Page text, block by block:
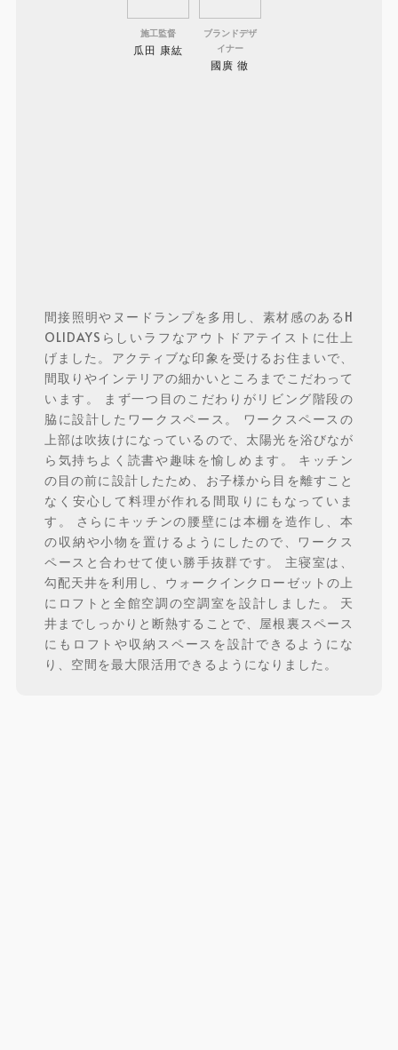
施工監督
瓜田 康紘
ブランドデザ
イナー
國廣 徹
間接照明やヌードランプを多用し、素材感のあるH
OLIDAYSらしいラフなアウトドアテイストに仕上
げました。アクティブな印象を受けるお住まいで、
間取りやインテリアの細かいところまでこだわって
います。 まず一つ目のこだわりがリビング階段の
脇に設計したワークスペース。 ワークスペースの
上部は吹抜けになっているので、太陽光を浴びなが
ら気持ちよく読書や趣味を愉しめます。 キッチン
の目の前に設計したため、お子様から目を離すこと
なく安心して料理が作れる間取りにもなっていま
す。 さらにキッチンの腰壁には本棚を造作し、本
の収納や小物を置けるようにしたので、ワークス
ペースと合わせて使い勝手抜群です。 主寝室は、
勾配天井を利用し、ウォークインクローゼットの上
にロフトと全館空調の空調室を設計しました。 天
井までしっかりと断熱することで、屋根裏スペース
にもロフトや収納スペースを設計できるようにな
り、空間を最大限活用できるようになりました。